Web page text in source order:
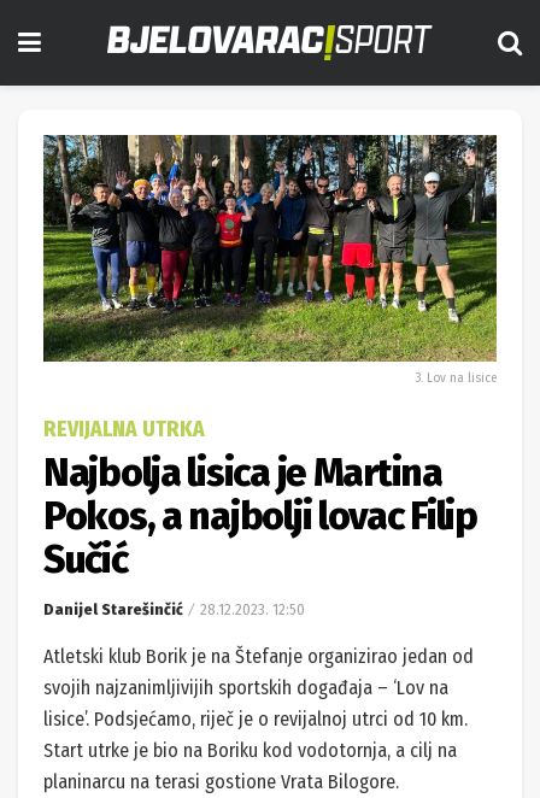
3. Lov na lisice
REVIJALNA UTRKA
Najbolja lisica je Martina
Pokos, a najbolji lovac Filip
Sučić
Danijel Starešinčić 28.12.2023. 12:50
Atletski klub Borik je na Štefanje organizirao jedan od
svojih najzanimljivijih sportskih događaja – ‘Lov na
lisice’. Podsjećamo, riječ je o revijalnoj utrci od 10 km.
Start utrke je bio na Boriku kod vodotornja, a cilj na
planinarcu na terasi gostione Vrata Bilogore.